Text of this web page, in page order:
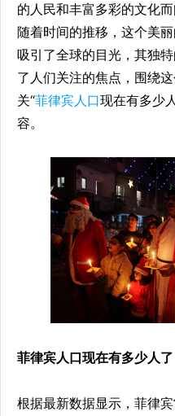
的人民和丰富多彩的文化
随着时间的推移，这个美
吸引了全球的目光，其独
了人们关注的焦点，围绕
关“菲律宾人口现在有多少
容。
菲律宾人口现在有多少人了
根据最新数据显示，菲律